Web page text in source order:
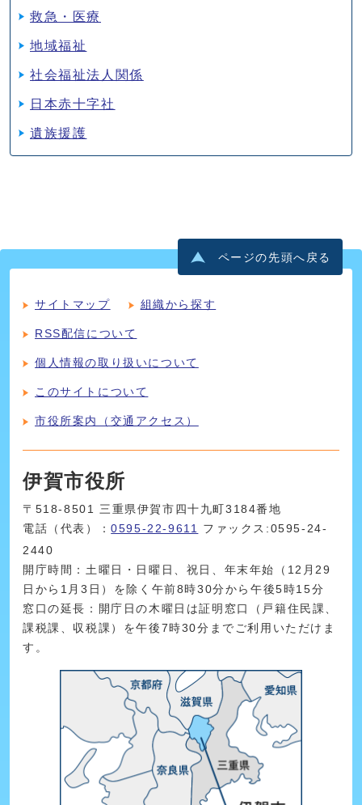
救急・医療
地域福祉
社会福祉法人関係
日本赤十字社
遺族援護
ページの先頭へ戻る
サイトマップ 組織から探す
RSS配信について
個人情報の取り扱いについて
このサイトについて
市役所案内（交通アクセス）
伊賀市役所
〒518-8501 三重県伊賀市四十九町3184番地
電話（代表）：0595-22-9611 ファックス:0595-24-
2440
開庁時間：土曜日・日曜日、祝日、年末年始（12月29
日から1月3日）を除く午前8時30分から午後5時15分
窓口の延長：開庁日の木曜日は証明窓口（戸籍住民課、
課税課、収税課）を午後7時30分までご利用いただけま
す。